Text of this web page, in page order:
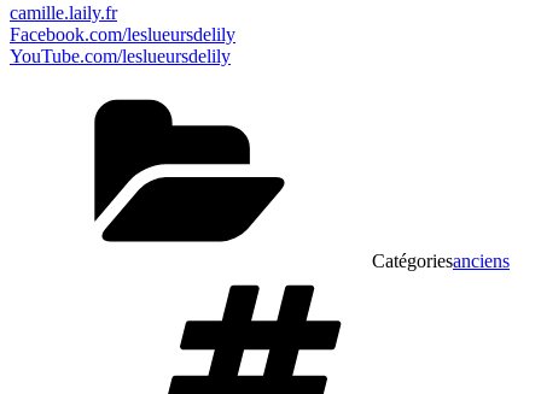
camille.laily.fr
Facebook.com/leslueursdelily
YouTube.com/leslueursdelily
Catégoriesanciens